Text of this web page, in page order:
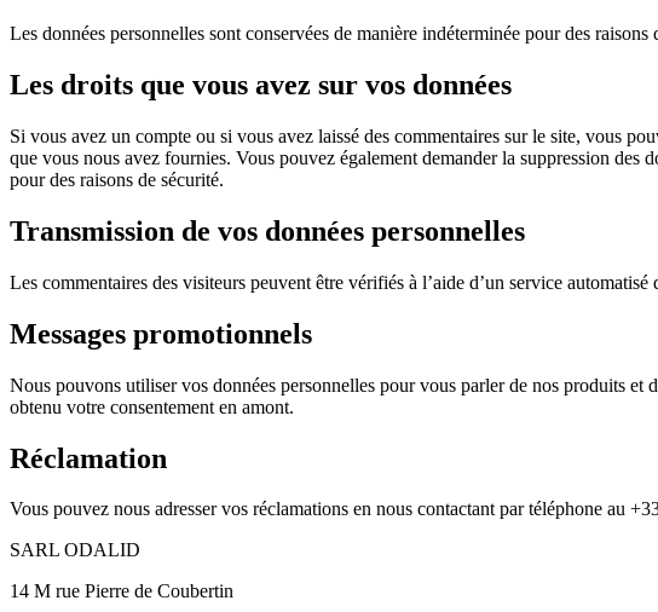
Les données personnelles sont conservées de manière indéterminée pour des
Les droits que vous avez sur vos données
Si vous avez un compte ou si vous avez laissé des commentaires sur le site, vous
que vous nous avez fournies. Vous pouvez également demander la suppression des
pour des raisons de sécurité.
Transmission de vos données personnelles
Les commentaires des visiteurs peuvent être vérifiés à l’aide d’un service
Messages promotionnels
Nous pouvons utiliser vos données personnelles pour vous parler de nos produits
obtenu votre consentement en amont.
Réclamation
Vous pouvez nous adresser vos réclamations en nous contactant par téléphone au
SARL ODALID
14 M rue Pierre de Coubertin